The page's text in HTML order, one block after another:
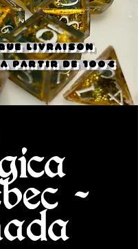
LIVRAISON
A PARTIR DE 100€
-